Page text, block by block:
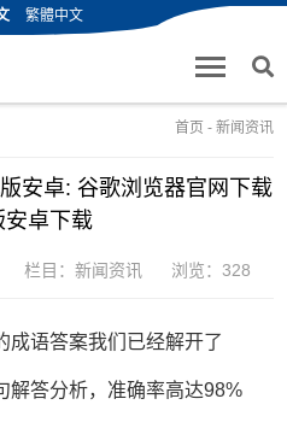
繁體中文
首页 - 新闻资讯
安卓: 谷歌浏览器官网下载
安卓下载
栏目： 新闻资讯 浏览：328
成语答案我们已经解开了
解答分析，准确率高达98%